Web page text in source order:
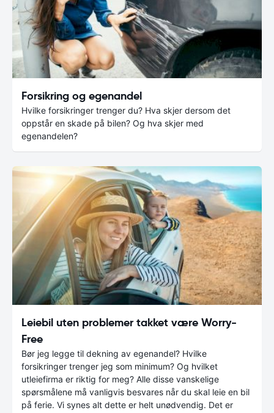
Forsikring og egenandel
Hvilke forsikringer trenger du? Hva skjer dersom det
oppstår en skade på bilen? Og hva skjer med
egenandelen?
Leiebil uten problemer takket være Worry-
Free
Bør jeg legge til dekning av egenandel? Hvilke
forsikringer trenger jeg som minimum? Og hvilket
utleiefirma er riktig for meg? Alle disse vanskelige
spørsmålene må vanligvis besvares når du skal leie en bil
på ferie. Vi synes alt dette er helt unødvendig. Det er